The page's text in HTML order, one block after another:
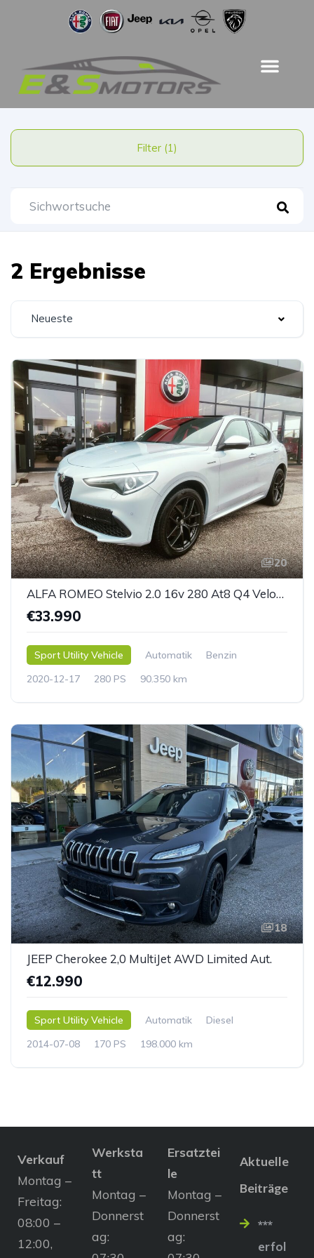
Filter (1)
2 Ergebnisse
Neueste
20
ALFA ROMEO Stelvio 2.0 16v 280 At8 Q4 Veloce, Panoramadach
€33.990
Sport Utility Vehicle Automatik
Benzin
2020-12-17
280 PS 90.350 km
18
JEEP Cherokee 2,0 MultiJet AWD Limited Aut.
€12.990
Sport Utility Vehicle Automatik
Diesel
2014-07-08
170 PS 198.000 km
Verkauf
Montag –
Freitag:
08:00 –
12:00,
Werksta
tt
Montag –
Donnerst
ag:
Ersatztei
le
Montag –
Donnerst
ag:
Aktuelle
Beiträge
***
erfol